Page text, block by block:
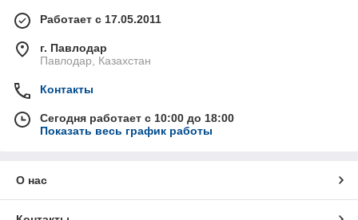
Работает с 17.05.2011
г. Павлодар
Павлодар, Казахстан
Контакты
Сегодня работает с 10:00 до 18:00
Показать весь график работы
О нас